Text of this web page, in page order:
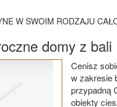
W SWOIM RODZAJU
domy z bali
Cenisz
w zakresie
przypadną
obiekty